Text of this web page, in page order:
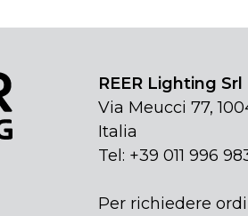
REER Lighting Srl
Via Meucci 77,
Italia
Tel: +39 011 996
Per richiedere